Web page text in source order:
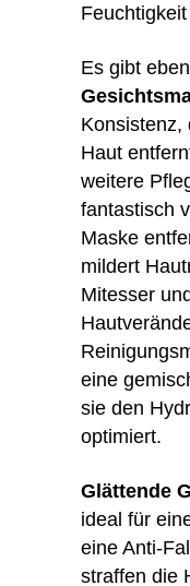
Es gibt
Konsistenz,
Haut
weitere
fantastisch
Maske
mildert
Mitesser
eine
sie den
optimiert.
Glättende
ideal für
eine Anti-
straffen die